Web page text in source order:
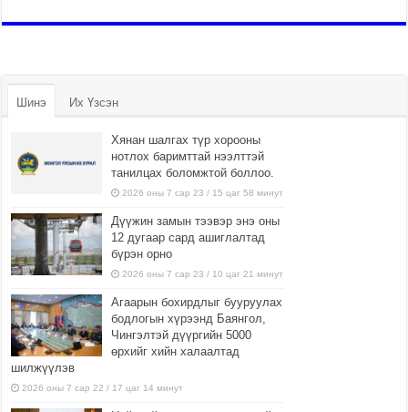
Шинэ Их Үзсэн
Хянан шалгах түр хорооны
нотлох баримттай нээлттэй
танилцах боломжтой боллоо.
2026 оны 7 сар 23 / 15 цаг 58 минут
Дүүжин замын тээвэр энэ оны
12 дугаар сард ашиглалтад
бүрэн орно
2026 оны 7 сар 23 / 10 цаг 21 минут
Агаарын бохирдлыг бууруулах
бодлогын хүрээнд Баянгол,
Чингэлтэй дүүргийн 5000
өрхийг хийн халаалтад
шилжүүлэв
2026 оны 7 сар 22 / 17 цаг 14 минут